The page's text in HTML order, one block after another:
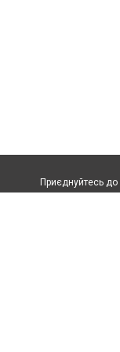
Приєднуйтесь до